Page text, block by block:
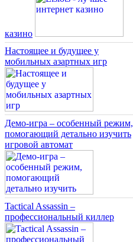
казино
Настоящее и будущее у
мобильных азартных игр
Демо-игра – особенный режим,
помогающий детально изучить
игровой автомат
Tactical Assassin –
профессиональный киллер